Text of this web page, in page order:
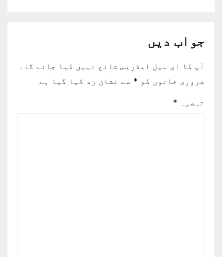
جواب دیں
آپ کا ای میل ایڈریس شائع نہیں کیا جائے گا۔
ضروری خانوں کو * سے نشان زد کیا گیا ہے
تبصرہ *